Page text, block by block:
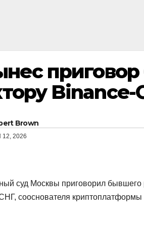
Binance-
Brown
2026
суд Москвы приговорил бывшего
сооснователя